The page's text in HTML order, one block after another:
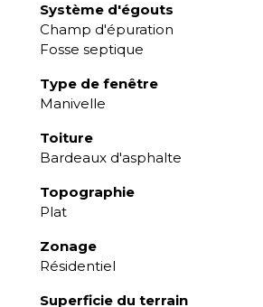
Système d'égouts
Champ d'épuration
Fosse septique
Type de fenêtre
Manivelle
Toiture
Bardeaux d'asphalte
Topographie
Plat
Zonage
Résidentiel
Superficie du terrain